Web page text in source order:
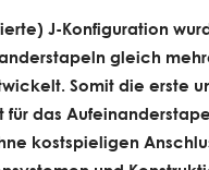
J-Konfiguration
gleich
Somit die erste
für das
kostspieligen